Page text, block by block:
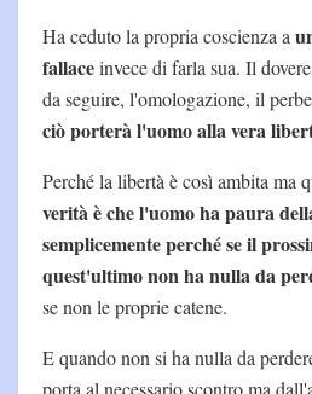
Ha ceduto la propria coscienza a
fallaceinvece di farla sua. Il
da seguire, l'omologazione, il
ciò porterà l'uomo alla vera
Perché la libertà è così ambita ma
verità è che l'uomo ha paura
semplicemente perché se il
quest'ultimo non ha nulla da
se non le proprie catene.
E quando non si ha nulla da
porta al necessario scontro ma